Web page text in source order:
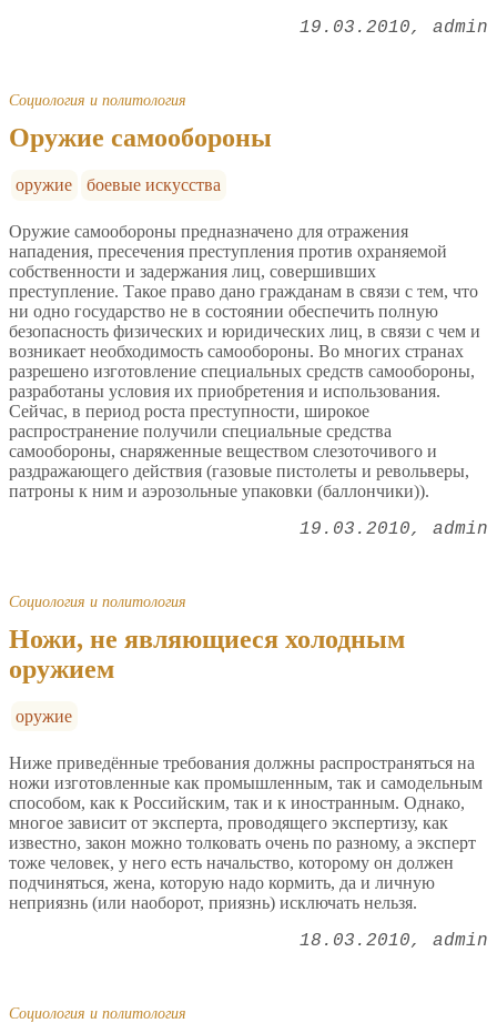
19.03.2010 admin
Социология и политология
Оружие самообороны
оружие боевые искусства
Оружие самообороны предназначено для отражения
нападения, пресечения преступления против охраняемой
собственности и задержания лиц, совершивших
преступление. Такое право дано гражданам в связи с тем, что
ни одно государство не в состоянии обеспечить полную
безопасность физических и юридических лиц, в связи с чем и
возникает необходимость самообороны. Во многих странах
разрешено изготовление специальных средств самообороны,
разработаны условия их приобретения и использования.
Сейчас, в период роста преступности, широкое
распространение получили специальные средства
самообороны, снаряженные веществом слезоточивого и
раздражающего действия (газовые пистолеты и револьверы,
патроны к ним и аэрозольные упаковки (баллончики)).
19.03.2010 admin
Социология и политология
Ножи, не являющиеся холодным
оружием
оружие
Ниже приведённые требования должны распространяться на
ножи изготовленные как промышленным, так и самодельным
способом, как к Российским, так и к иностранным. Однако,
многое зависит от эксперта, проводящего экспертизу, как
известно, закон можно толковать очень по разному, а эксперт
тоже человек, у него есть начальство, которому он должен
подчиняться, жена, которую надо кормить, да и личную
неприязнь (или наоборот, приязнь) исключать нельзя.
18.03.2010 admin
Социология и политология